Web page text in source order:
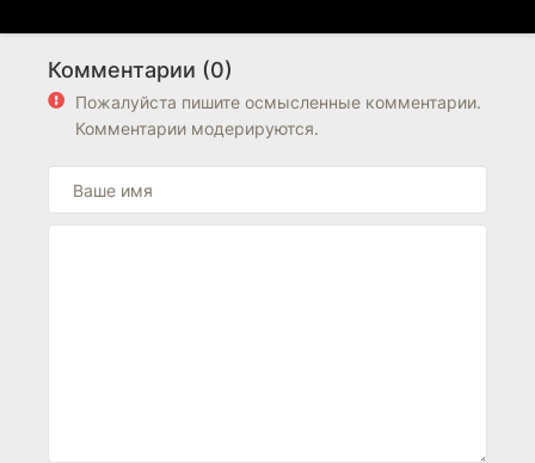
Комментарии (0)
Пожалуйста пишите осмысленные комментарии.
Комментарии модерируются.